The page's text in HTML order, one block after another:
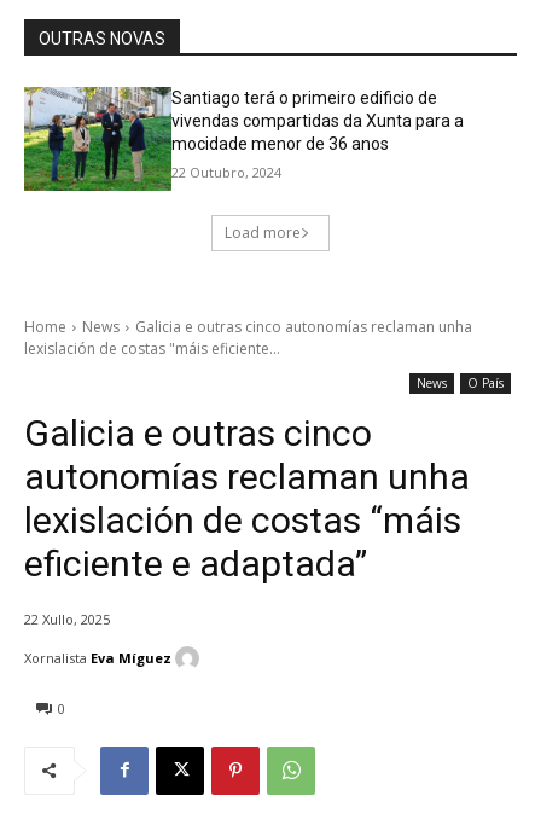
OUTRAS NOVAS
Santiago terá o primeiro edificio de
vivendas compartidas da Xunta para a
mocidade menor de 36 anos
22 Outubro, 2024
Load more